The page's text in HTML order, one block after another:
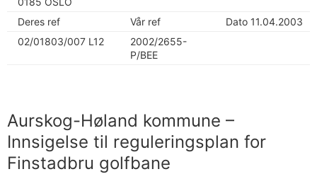
Deres ref
Vår ref
Dato 11.04.2003
02/01803/007 L12
2002/2655-
P/BEE
Aurskog-Høland kommune –
Innsigelse til reguleringsplan for
Finstadbru golfbane